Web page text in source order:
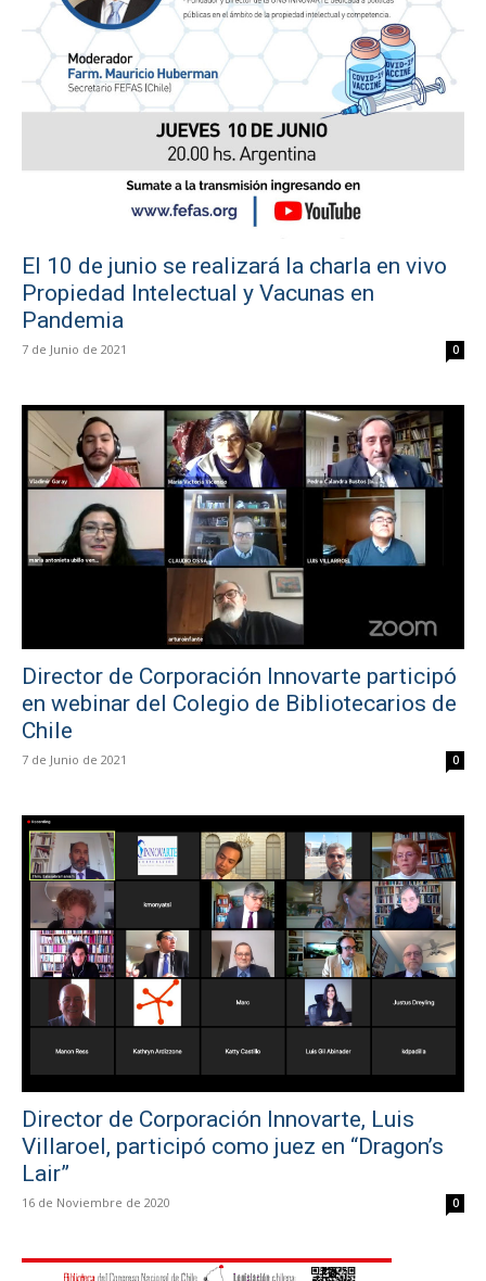
El 10 de junio se realizará la charla en vivo
Propiedad Intelectual y Vacunas en
Pandemia
7 de Junio de 2021 0
Director de Corporación Innovarte participó
en webinar del Colegio de Bibliotecarios de
Chile
7 de Junio de 2021 0
Director de Corporación Innovarte, Luis
Villaroel, participó como juez en “Dragon’s
Lair”
16 de Noviembre de 2020 0